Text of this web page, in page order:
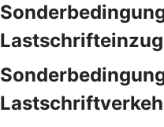
Lastschrifteinzug